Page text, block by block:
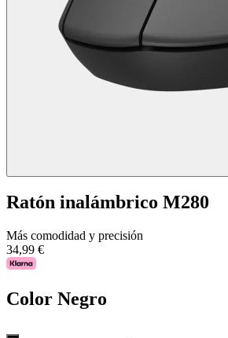
Ratón inalámbrico M280
Más comodidad y precisión
34,99 €
Color Negro